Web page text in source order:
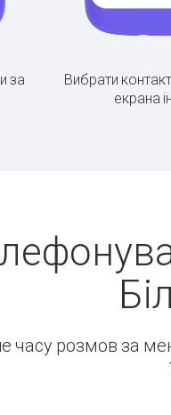
за
Вибрати
екрана
часу розмов за